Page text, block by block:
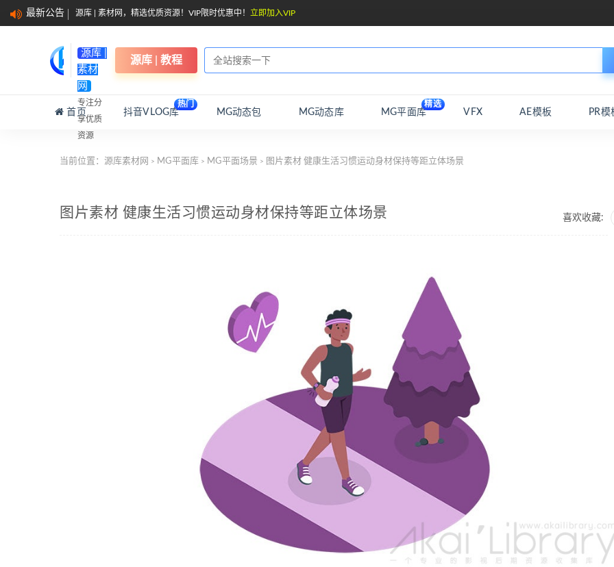
最新公告 源库 | 素材网，精选优质资源！VIP限时优惠中！ 立即加入VIP
源库 |
素材
网
专注分
享优质
资源
源库 | 教程
首页 抖音VLOG库
热门
MG动态包 MG动态库 MG平面库
精选
VFX AE模板 PR模
当前位置： 源库素材网 > MG平面库 > MG平面场景 > 图片素材 健康生活习惯运动身材保持等距立体场景
喜欢收藏:
图片素材 健康生活习惯运动身材保持等距立体场景